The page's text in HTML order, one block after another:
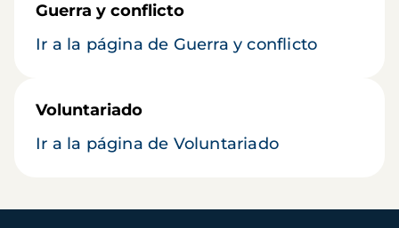
Guerra y conflicto
Ir a la página de Guerra y conflicto
Voluntariado
Ir a la página de Voluntariado